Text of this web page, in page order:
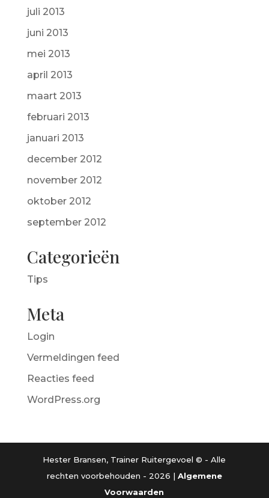
juli 2013
juni 2013
mei 2013
april 2013
maart 2013
februari 2013
januari 2013
december 2012
november 2012
oktober 2012
september 2012
Categorieën
Tips
Meta
Login
Vermeldingen feed
Reacties feed
WordPress.org
Hester Bransen, Trainer Ruitergevoel © - Alle
rechten voorbehouden - 2026 | Algemene
Voorwaarden